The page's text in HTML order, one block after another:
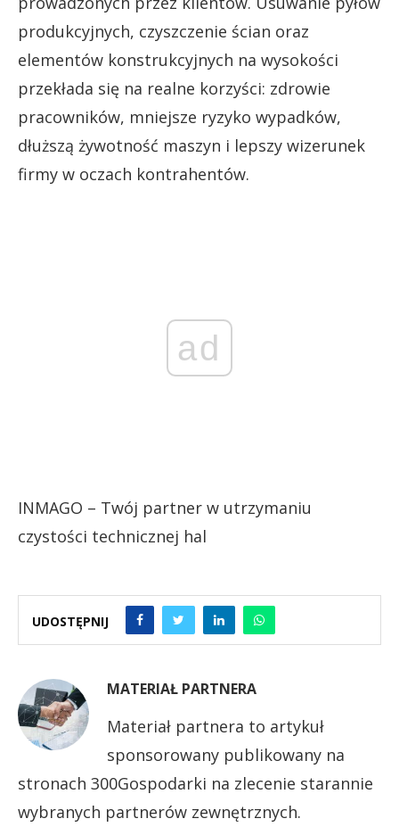
produkcyjnych, czyszczenie ścian oraz
elementów konstrukcyjnych na wysokości
przekłada się na realne korzyści: zdrowie
pracowników, mniejsze ryzyko wypadków,
dłuższą żywotność maszyn i lepszy wizerunek
firmy w oczach kontrahentów.
ad
INMAGO – Twój partner w utrzymaniu
czystości technicznej hal
UDOSTĘPNIJ
MATERIAŁ PARTNERA
Materiał partnera to artykuł
sponsorowany publikowany na
stronach 300Gospodarki na zlecenie starannie
wybranych partnerów zewnętrznych.